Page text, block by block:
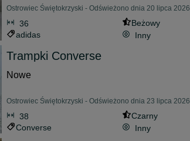
Ostrowiec Świętokrzyski - Odświeżono dnia 20 lipca 2026
36
Beżowy
adidas
Inny
Trampki Converse
Nowe
Ostrowiec Świętokrzyski - Odświeżono dnia 23 lipca 2026
38
Czarny
Converse
Inny